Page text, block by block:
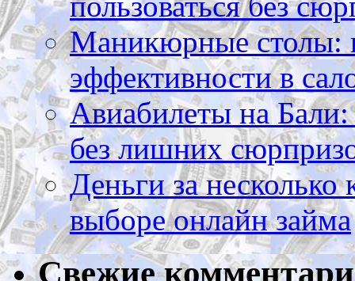
Маникюрные столы:
эффективности в
Авиабилеты на Бали:
без лишних
Деньги за
выборе онлайн займа
Свежие